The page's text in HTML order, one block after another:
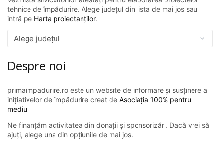
tehnice de împădurire. Alege județul din lista de mai jos sau
intră pe Harta proiectanților.
Despre noi
primaimpadurire.ro este un website de informare și susținere a
inițiativelor de împădurire creat de Asociația 100% pentru
mediu.
Ne finanțăm activitatea din donații și sponsorizări. Dacă vrei să
ajuți, alege una din opțiunile de mai jos.